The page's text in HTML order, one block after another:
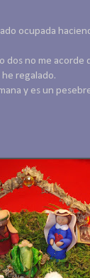
ocupada
dos no me acorde
regalado.
y es un